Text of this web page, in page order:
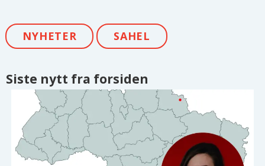
NYHETER SAHEL
Siste nytt fra forsiden